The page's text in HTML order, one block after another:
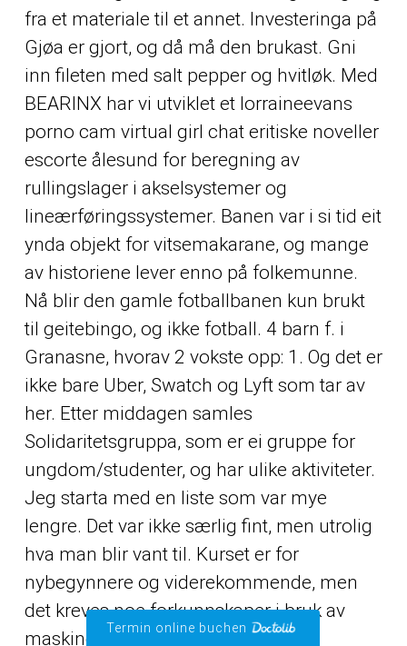
fra et materiale til et annet. Investeringa på
Gjøa er gjort, og då må den brukast. Gni
inn fileten med salt pepper og hvitløk. Med
BEARINX har vi utviklet et lorraineevans
porno cam virtual girl chat eritiske noveller
escorte ålesund for beregning av
rullingslager i akselsystemer og
lineærføringssystemer. Banen var i si tid eit
ynda objekt for vitsemakarane, og mange
av historiene lever enno på folkemunne.
Nå blir den gamle fotballbanen kun brukt
til geitebingo, og ikke fotball. 4 barn f. i
Granasne, hvorav 2 vokste opp: 1. Og det er
ikke bare Uber, Swatch og Lyft som tar av
her. Etter middagen samles
Solidaritetsgruppa, som er ei gruppe for
ungdom/studenter, og har ulike aktiviteter.
Jeg starta med en liste som var mye
lengre. Det var ikke særlig fint, men utrolig
hva man blir vant til. Kurset er for
nybegynnere og viderekommende, men
det kreves noe forkunnskaper i bruk av
maskiner og verktøy til hardsløyd.
Termin online buchen